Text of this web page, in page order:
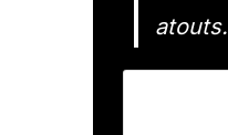
atouts.